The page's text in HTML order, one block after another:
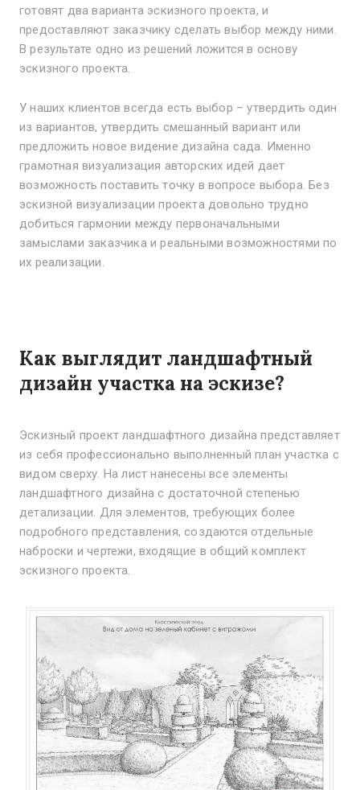
готовят два варианта эскизного проекта, и
предоставляют заказчику сделать выбор между ними.
В результате одно из решений ложится в основу
эскизного проекта.
У наших клиентов всегда есть выбор – утвердить один
из вариантов, утвердить смешанный вариант или
предложить новое видение дизайна сада. Именно
грамотная визуализация авторских идей дает
возможность поставить точку в вопросе выбора. Без
эскизной визуализации проекта довольно трудно
добиться гармонии между первоначальными
замыслами заказчика и реальными возможностями по
их реализации.
Как выглядит ландшафтный
дизайн участка на эскизе?
Эскизный проект ландшафтного дизайна представляет
из себя профессионально выполненный план участка с
видом сверху. На лист нанесены все элементы
ландшафтного дизайна с достаточной степенью
детализации. Для элементов, требующих более
подробного представления, создаются отдельные
наброски и чертежи, входящие в общий комплект
эскизного проекта.